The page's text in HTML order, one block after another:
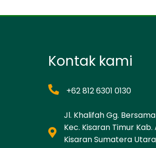
Kontak kami
+62 812 6301 0130
Jl. Khalifah Gg.
Kec. Kisaran Timur Kab.
Kisaran Sumatera